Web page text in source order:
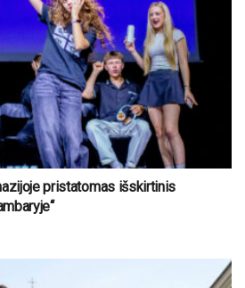
pristatomas išskirtinis